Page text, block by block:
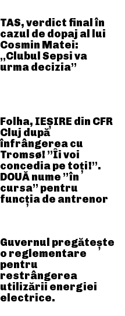
TAS, verdict final în
cazul de dopaj al lui
Cosmin Matei:
„Clubul Sepsi va
urma decizia”
Folha, IEȘIRE din CFR
Cluj după
înfrângerea cu
Tromsø! ”Îi voi
concedia pe toți!”.
DOUĂ nume ”în
cursa” pentru
funcția de antrenor
Guvernul pregătește
o reglementare
pentru
restrângerea
utilizării energiei
electrice.